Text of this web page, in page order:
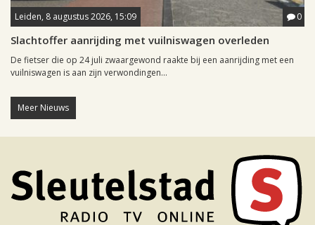
Leiden, 8 augustus 2026, 15:09 0
Slachtoffer aanrijding met vuilniswagen overleden
De fietser die op 24 juli zwaargewond raakte bij een aanrijding met een
vuilniswagen is aan zijn verwondingen...
Meer Nieuws